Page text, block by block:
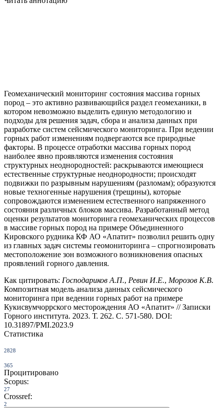
Геомеханический мониторинг состояния массива горных
пород – это активно развивающийся раздел геомеханики, в
котором невозможно выделить единую методологию и
подходы для решения задач, сбора и анализа данных при
разработке систем сейсмического мониторинга. При ведении
горных работ изменениям подвергаются все природные
факторы. В процессе отработки массива горных пород
наиболее явно проявляются изменения состояния
структурных неоднородностей: раскрываются имеющиеся
естественные структурные неоднородности; происходят
подвижки по разрывным нарушениям (разломам); образуются
новые техногенные нарушения (трещины), которые
сопровождаются изменением естественного напряженного
состояния различных блоков массива. Разработанный метод
оценки результатов мониторинга геомеханических процессов
в массиве горных пород на примере Объединенного
Кировского рудника КФ АО «Апатит» позволил решить одну
из главных задач системы геомониторинга – спрогнозировать
местоположение зон возможного возникновения опасных
проявлений горного давления.
Как цитировать: Господариков А.П., Ревин И.Е., Морозов К.В.
Композитная модель анализа данных сейсмического
мониторинга при ведении горных работ на примере
Кукисвумчоррского месторождения АО «Апатит» // Записки
Горного института. 2023. Т. 262. С. 571-580. DOI:
10.31897/PMI.2023.9
Статистика
2828
365
Процитировано
Scopus:
27
Crossref:
2